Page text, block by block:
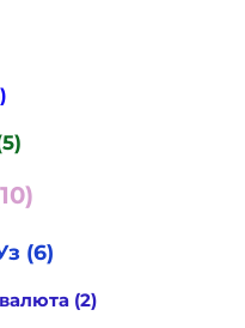
(6)
валюта (2)